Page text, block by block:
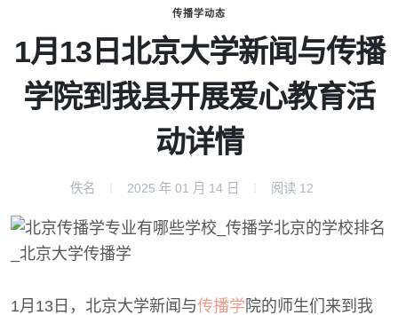
传播学动态
1月13日北京大学新闻与传播
学院到我县开展爱心教育活
动详情
佚名 2025 年 01 月 14 日 阅读 12
1月13日，北京大学新闻与传播学 院的师生们来到我